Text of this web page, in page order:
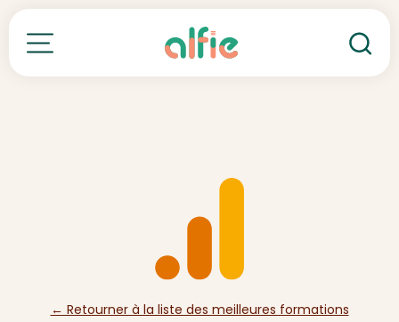
Toutes nos formations
← Retourner à la liste des meilleures formations